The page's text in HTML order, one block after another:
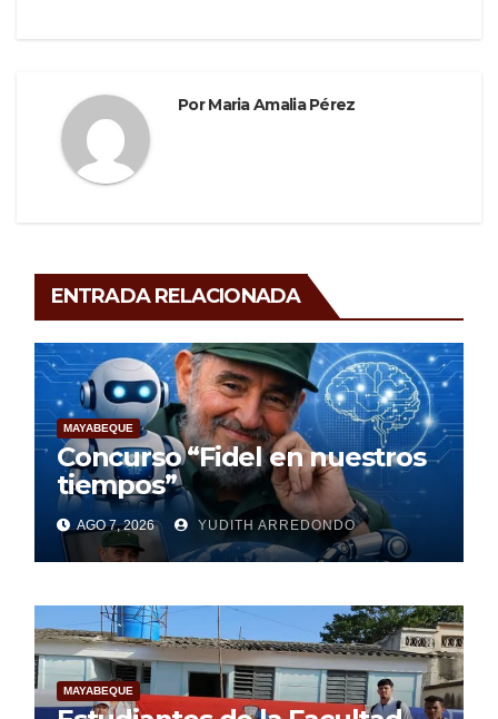
PorMaria Amalia Pérez
ENTRADA RELACIONADA
MAYABEQUE
Concurso “Fidel en nuestros
tiempos”
AGO 7, 2026 YUDITH ARREDONDO
MAYABEQUE